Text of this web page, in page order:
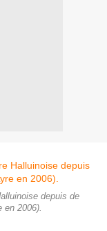
depuis de
en 2006).